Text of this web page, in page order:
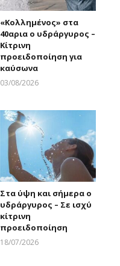
«Κολλημένος» στα
40αρια ο υδράργυρος –
Κίτρινη
προειδοποίηση για
καύσωνα
03/08/2026
Στα ύψη και σήμερα ο
υδράργυρος – Σε ισχύ
κίτρινη
προειδοποίηση
18/07/2026